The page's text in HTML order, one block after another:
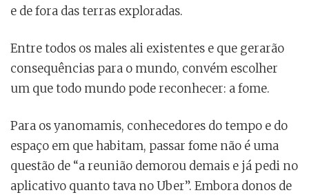
e de fora das terras exploradas.
Entre todos os males ali existentes e que gerarão
consequências para o mundo, convém escolher
um que todo mundo pode reconhecer: a fome.
Para os yanomamis, conhecedores do tempo e do
espaço em que habitam, passar fome não é uma
questão de “a reunião demorou demais e já pedi no
aplicativo quanto tava no Uber”. Embora donos de